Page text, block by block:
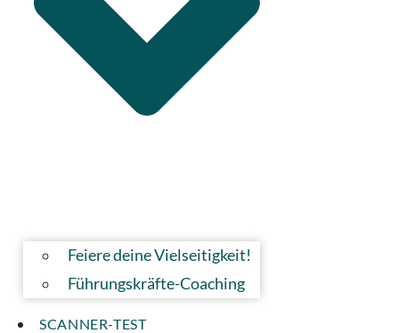
Feiere deine Vielseitigkeit!
Führungskräfte-Coaching
SCANNER-TEST